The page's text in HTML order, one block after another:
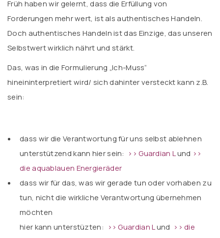
Früh haben wir gelernt, dass die Erfüllung von
Forderungen mehr wert, ist als authentisches Handeln.
Doch authentisches Handeln ist das Einzige, das unseren
Selbstwert wirklich nährt und stärkt.
Das, was in die Formulierung „Ich-Muss“
hineininterpretiert wird/ sich dahinter versteckt kann z.B.
sein:
dass wir die Verantwortung für uns selbst ablehnen
unterstützend kann hier sein: >> Guardian Lund >>
die aquablauen Energieräder
dass wir für das, was wir gerade tun oder vorhaben zu
tun, nicht die wirkliche Verantwortung übernehmen
möchten
hier kann unterstüzten: >> Guardian Lund >> die